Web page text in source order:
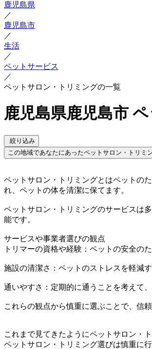
鹿児島県
／
鹿児島市
／
生活
／
ペットサービス
／
ペットサロン・トリミングの一覧
鹿児島県鹿児島市
絞り込み
この地域であなたにあったペットサロン・トリミ
ペットサロン・トリミングとはペットの
れ、ペットの体を清潔に保てます。
ペットサロン・トリミングのサービスは
能です。
サービスや事業者選びの観点
トリマーの資格や経験：ペットの安全の
施設の清潔さ：ペットのストレスを軽減
通いやすさ：定期的に通うことを考えて
これらの観点から慎重に選ぶことで、信
これまで見てきたようにペットサロン・
ペットサロン・トリミング選びは慎重に